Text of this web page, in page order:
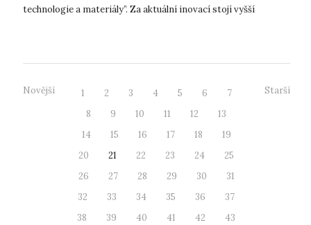
technologie a materiály”. Za aktuální inovací stojí vyšší
Novější 1 2 3 4 5 6
7
8
9 10 11 12
13
14
15 16 17 18
19
20
21 22 23 24
25
26
27 28 29 30
31
32
33 34 35 36
37
38
39 40 41 42
43
Starší